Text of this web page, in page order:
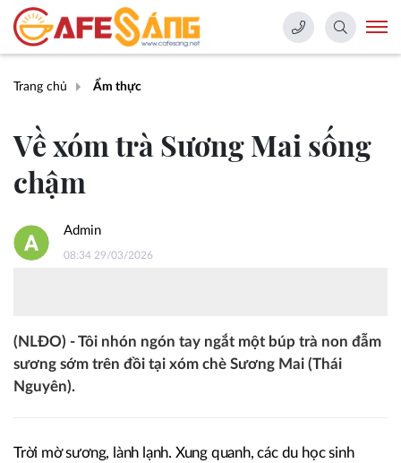
Trang chủ Ẩm thực
Về xóm trà Sương Mai sống
chậm
Admin
08:34 29/03/2026
(NLĐO) - Tôi nhón ngón tay ngắt một búp trà non đẫm
sương sớm trên đồi tại xóm chè Sương Mai (Thái
Nguyên).
Trời mờ sương, lành lạnh. Xung quanh, các du học sinh